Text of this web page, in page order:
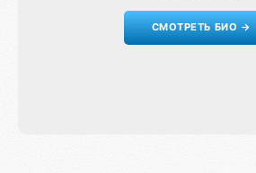
СМОТРЕТЬ БИО →